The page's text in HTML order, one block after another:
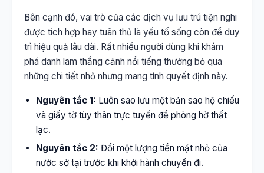
Bên cạnh đó, vai trò của các dịch vụ lưu trú tiện nghi
được tích hợp hay tuân thủ là yếu tố sống còn để duy
trì hiệu quả lâu dài. Rất nhiều người dùng khi khám
phá danh lam thắng cảnh nổi tiếng thường bỏ qua
những chi tiết nhỏ nhưng mang tính quyết định này.
Nguyên tắc 1: Luôn sao lưu một bản sao hộ chiếu
và giấy tờ tùy thân trực tuyến để phòng hờ thất
lạc.
Nguyên tắc 2: Đổi một lượng tiền mặt nhỏ của
nước sở tại trước khi khởi hành chuyến đi.